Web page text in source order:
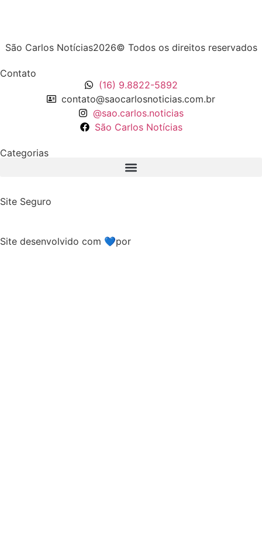
São Carlos Notícias2026© Todos os direitos reservados
Contato
(16) 9.8822-5892
contato@saocarlosnoticias.com.br
@sao.carlos.noticias
São Carlos Notícias
Categorias
Site Seguro
Site desenvolvido com 💙por